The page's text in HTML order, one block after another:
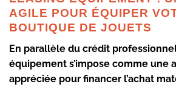
AGILE POUR ÉQUIPER
BOUTIQUE DE JOUETS
En parallèle du crédit
équipement s’impose comme une
appréciée pour financer l’achat